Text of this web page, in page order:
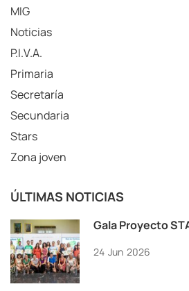
MIG
Noticias
P.I.V.A.
Primaria
Secretaría
Secundaria
Stars
Zona joven
ÚLTIMAS NOTICIAS
Gala Proyecto
24 Jun 2026